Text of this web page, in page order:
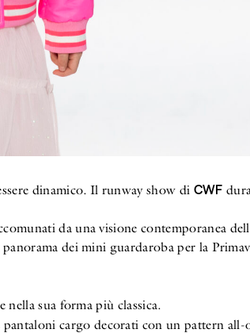
dinamico. Il runway show di CWF
da una visione contemporanea
dei mini guardaroba per la
nella sua forma più classica.
cargo decorati con un pattern